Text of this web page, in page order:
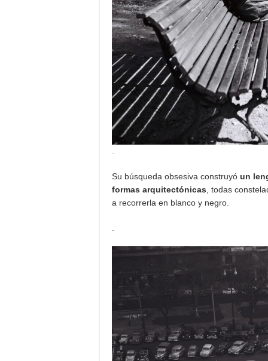
Su búsqueda obsesiva construyó un
formas arquitectónicas , todas
a recorrerla en blanco y negro.